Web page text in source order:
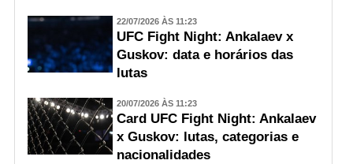
22/07/2026 ÀS 11:23
UFC Fight Night: Ankalaev x
Guskov: data e horários das
lutas
20/07/2026 ÀS 11:23
Card UFC Fight Night: Ankalaev
x Guskov: lutas, categorias e
nacionalidades